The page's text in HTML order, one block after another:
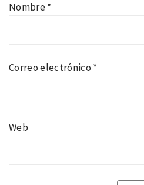
Nombre*
Correo electrónico *
Web